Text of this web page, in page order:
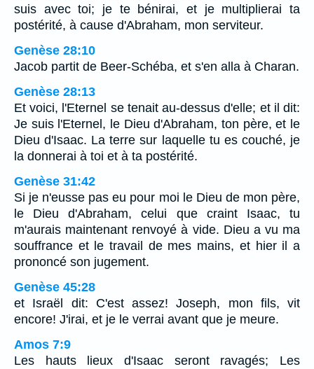
suis avec toi; je te bénirai, et je multiplierai ta
postérité, à cause d'Abraham, mon serviteur.
Genèse 28:10
Jacob partit de Beer-Schéba, et s'en alla à Charan.
Genèse 28:13
Et voici, l'Eternel se tenait au-dessus d'elle; et il dit:
Je suis l'Eternel, le Dieu d'Abraham, ton père, et le
Dieu d'Isaac. La terre sur laquelle tu es couché, je
la donnerai à toi et à ta postérité.
Genèse 31:42
Si je n'eusse pas eu pour moi le Dieu de mon père,
le Dieu d'Abraham, celui que craint Isaac, tu
m'aurais maintenant renvoyé à vide. Dieu a vu ma
souffrance et le travail de mes mains, et hier il a
prononcé son jugement.
Genèse 45:28
et Israël dit: C'est assez! Joseph, mon fils, vit
encore! J'irai, et je le verrai avant que je meure.
Amos 7:9
Les hauts lieux d'Isaac seront ravagés; Les